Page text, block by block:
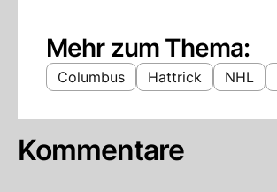
Mehr zum Thema:
Columbus Hattrick NHL
Kommentare